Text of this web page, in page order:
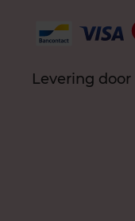
Levering door